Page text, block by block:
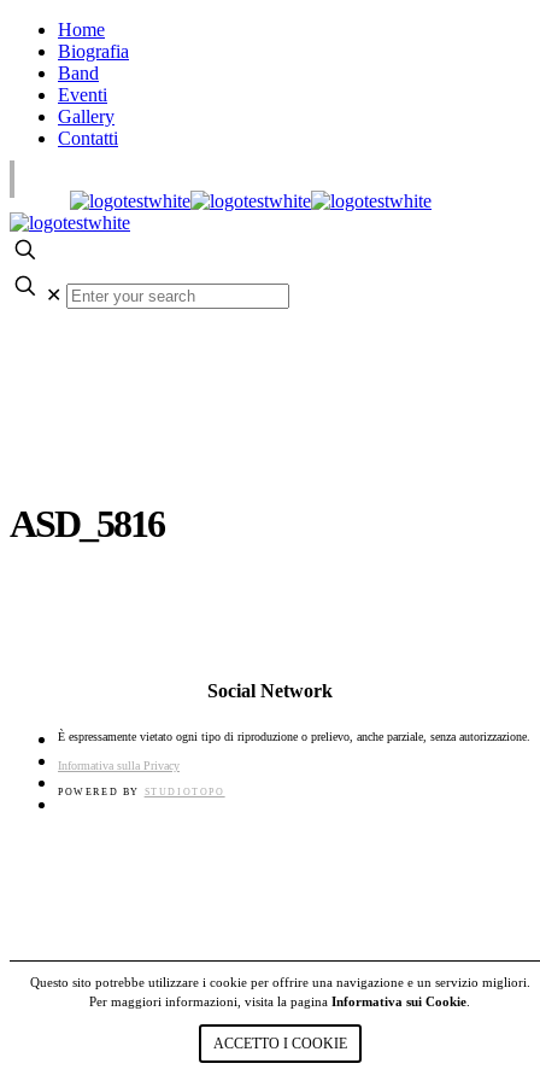
Questo sito potrebbe utilizzare i cookie per offrire una navigazione e un servizio migliori.
Per maggiori informazioni, visita la pagina Informativa sui Cookie
ACCETTO I COOKIE
Home
Biografia
Band
Eventi
Gallery
Contatti
✕
ASD_5816
Social Network
È espressamente vietato ogni tipo di riproduzione o prelievo, anche parziale, senza autorizzazione.
Informativa sulla Privacy
POWERED BY STUDIOTOPO